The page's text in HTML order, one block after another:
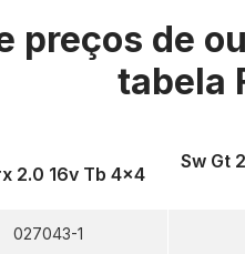
preços de
tabela
2.0 16v Tb 4x4
027043-1
Sw Gt